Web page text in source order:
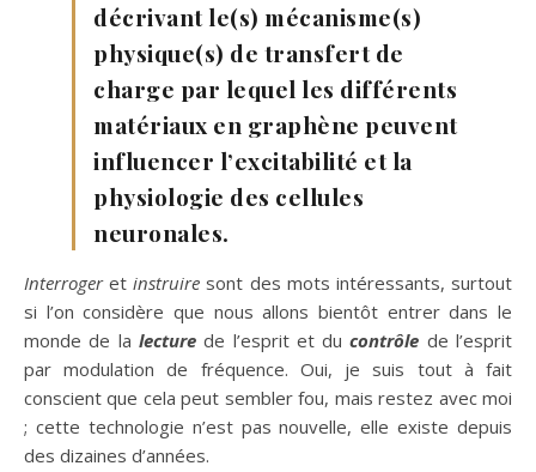
décrivant le(s) mécanisme(s)
physique(s) de transfert de
charge par lequel les différents
matériaux en graphène peuvent
influencer l’excitabilité et la
physiologie des cellules
neuronales.
Interrogeretinstruire sont des mots intéressants, surtout
si l’on considère que nous allons bientôt entrer dans le
monde de la lecturede l’esprit et ducontrôle de l’esprit
par modulation de fréquence. Oui, je suis tout à fait
conscient que cela peut sembler fou, mais restez avec moi
; cette technologie n’est pas nouvelle, elle existe depuis
des dizaines d’années.